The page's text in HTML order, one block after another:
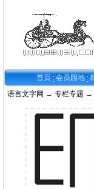
首页 会员园地
语言文字网 → 专栏专题 →